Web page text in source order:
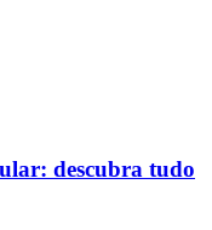
descubra tudo